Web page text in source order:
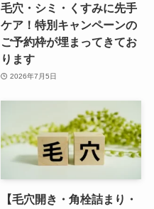
毛穴・シミ・くすみに先手
ケア！特別キャンペーンの
ご予約枠が埋まってきてお
ります
2026年7月5日
【毛穴開き・角栓詰まり・